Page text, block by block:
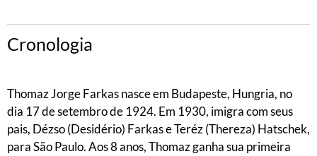
Cronologia
Thomaz Jorge Farkas nasce em Budapeste, Hungria, no
dia 17 de setembro de 1924. Em 1930, imigra com seus
pais, Dézso (Desidério) Farkas e Teréz (Thereza) Hatschek,
para São Paulo. Aos 8 anos, Thomaz ganha sua primeira